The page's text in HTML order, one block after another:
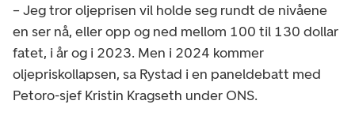
– Jeg tror oljeprisen vil holde seg rundt de nivåene
en ser nå, eller opp og ned mellom 100 til 130 dollar
fatet, i år og i 2023. Men i 2024 kommer
oljepriskollapsen, sa Rystad i en paneldebatt med
Petoro-sjef Kristin Kragseth under ONS.